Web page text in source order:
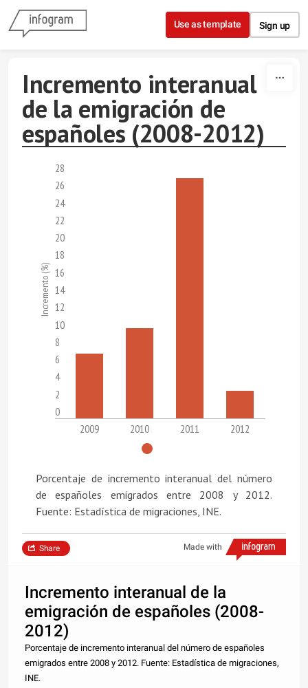
Skip to content
Use as template Sign up
Incremento interanual
de la emigración de
españoles (2008-2012)
28
26
24
22
20
18
16
14
12
10
8
6
4
2
0
2009
2010 2011 2012
Incremento (%)
Porcentaje de incremento interanual del número
de españoles emigrados entre 2008 y 2012.
Fuente: Estadística de migraciones, INE.
Made with
Share
Incremento interanual de la
emigración de españoles (2008-
2012)
Porcentaje de incremento interanual del número de españoles
emigrados entre 2008 y 2012. Fuente: Estadística de migraciones,
INE.